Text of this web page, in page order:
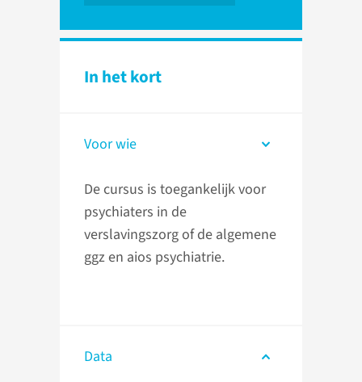
In het kort
Voor wie
De cursus is toegankelijk voor
psychiaters in de
verslavingszorg of de algemene
ggz en aios psychiatrie.
Data